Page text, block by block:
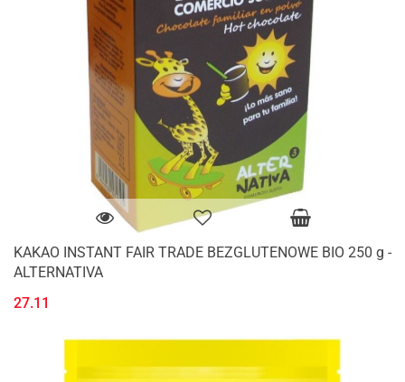
KAKAO INSTANT FAIR TRADE BEZGLUTENOWE BIO 250 g -
ALTERNATIVA
27.11